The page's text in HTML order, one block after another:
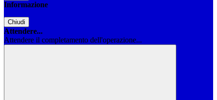
Informazione
Chiudi
Attendere...
Attendere il completamento dell'operazione...